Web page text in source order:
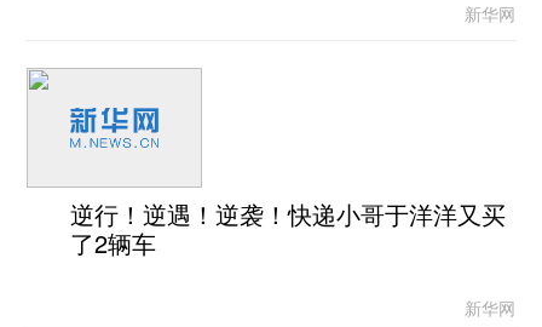
新华网
逆行！逆遇！逆袭！快递小哥于洋洋又买
了2辆车
新华网